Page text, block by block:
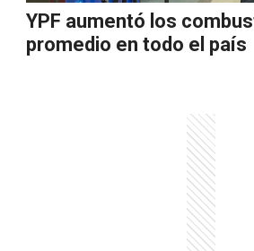
YPF aumentó los
promedio en todo el país